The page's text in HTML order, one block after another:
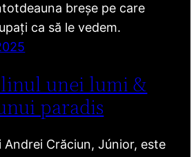
breșe pe care
ca să le vedem.
unei lumi &
paradis
Andrei Crăciun, Júnior, este